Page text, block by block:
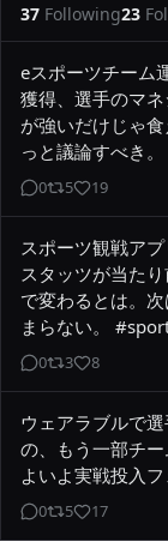
37 Following23
eスポーツチーム
獲得、選手のマ
が強いだけじゃ
っと議論すべき
0 5 19
スポーツ観戦ア
スタッツが当た
で変わるとは。
まらない。
0 3 8
ウェアラブルで
の、もう一部チ
よいよ実戦投入
0 5 17